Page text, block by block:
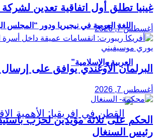
اللغة العربية في نيجيريا ودور “المجلس
العربية والإسلامية”
غينيا تطلق أول اتفاقية تعدين
أغسطس 7, 2026
البرلمان الأوغندي يوافق على
أغسطس 7, 2026
الحكم على ثلاثة مؤيدين لحزب
رئيس السنغال